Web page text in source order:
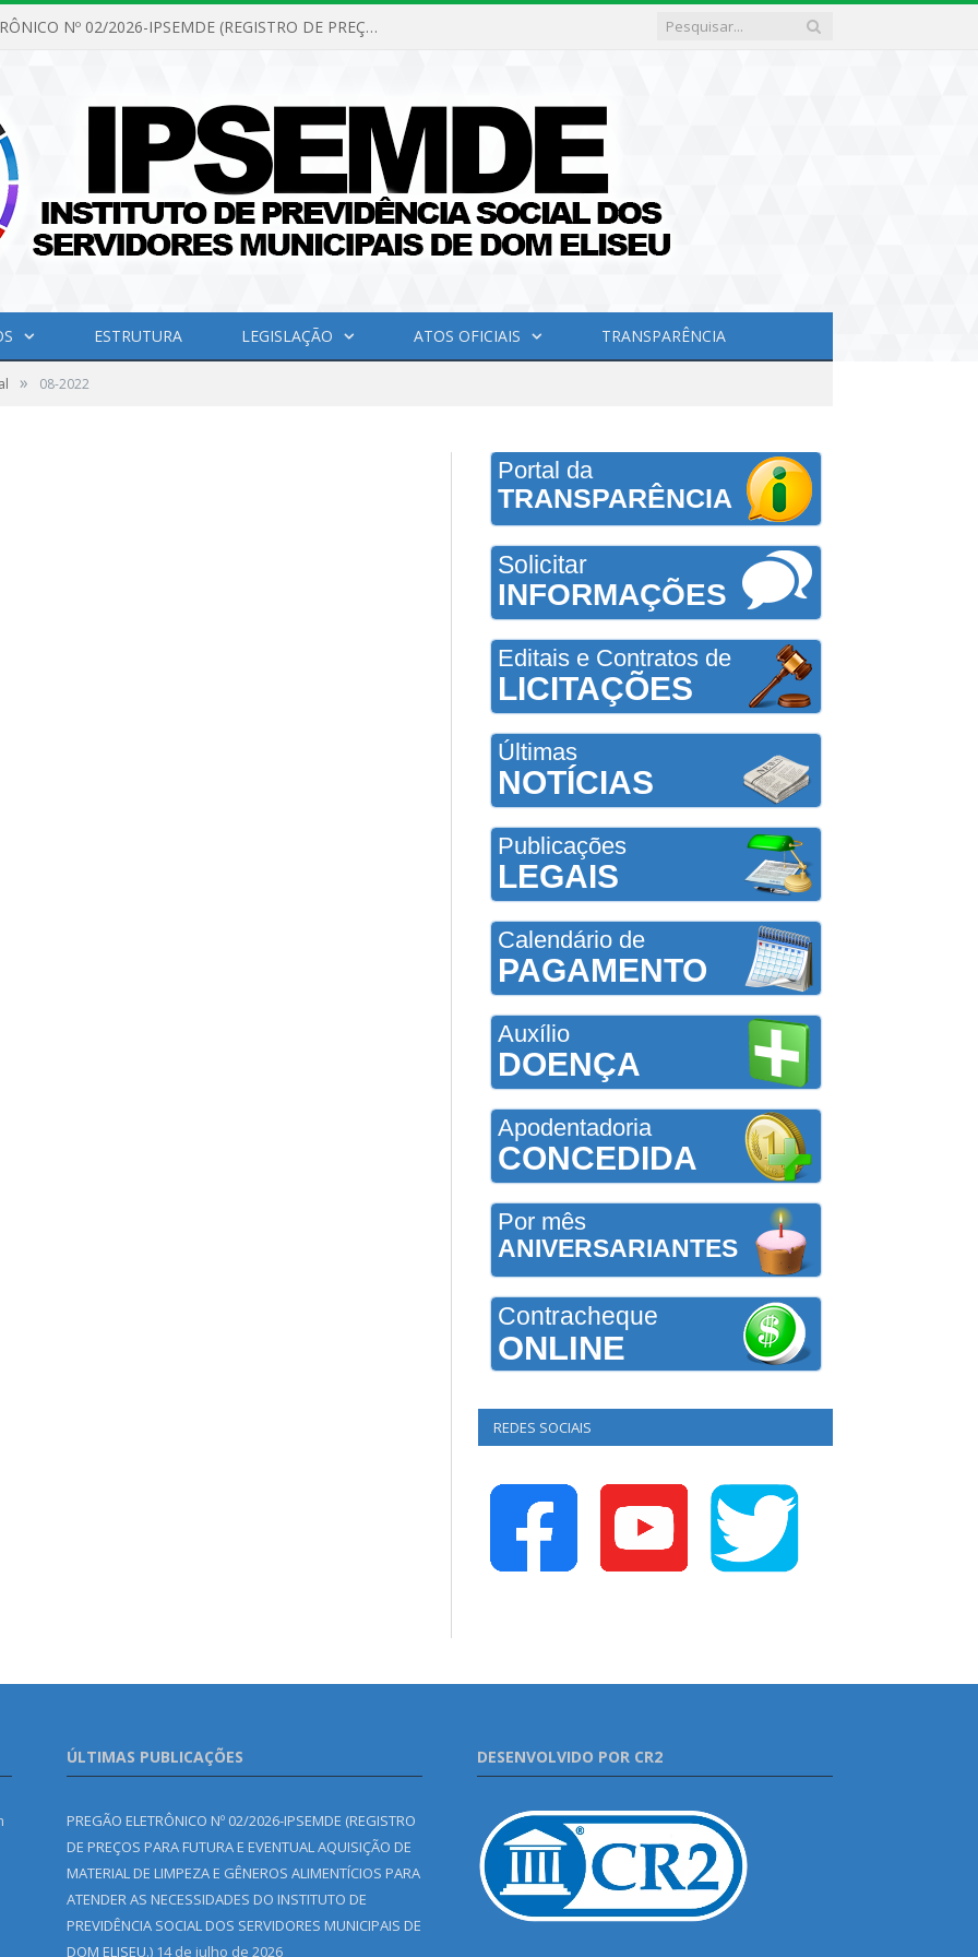
PREGÃO ELETRÔNICO Nº 02/2026-IPSEMDE (REGISTRO DE PREÇOS PARA FUTURA E EVENTUAL AQUISIÇÃO DE MATERIAL DE LIMPEZA E GÊNEROS ALIMENTÍCIOS PARA ATENDER AS NECESSIDADES DO INSTITUTO DE PREVIDÊNCIA SOCIAL DOS SERVIDORES MUNICIPAIS DE DOM ELISEU.)
ESTRUTURA LEGISLAÇÃO ATOS OFICIAIS TRANSPARÊNCIA
» 08-2022
Portal da
TRANSPARÊNCIA
Solicitar
INFORMAÇÕES
Editais e Contratos de
LICITAÇÕES
Últimas
NOTÍCIAS
Publicações
LEGAIS
Calendário de
PAGAMENTO
Auxílio
DOENÇA
Apodentadoria
CONCEDIDA
Por mês
ANIVERSARIANTES
Contracheque
ONLINE
REDES SOCIAIS
ÚLTIMAS PUBLICAÇÕES
PREGÃO ELETRÔNICO Nº 02/2026-IPSEMDE (REGISTRO
DE PREÇOS PARA FUTURA E EVENTUAL AQUISIÇÃO DE
MATERIAL DE LIMPEZA E GÊNEROS ALIMENTÍCIOS PARA
ATENDER AS NECESSIDADES DO INSTITUTO DE
PREVIDÊNCIA SOCIAL DOS SERVIDORES MUNICIPAIS DE
DOM ELISEU.) 14 de julho de 2026
DESENVOLVIDO POR CR2